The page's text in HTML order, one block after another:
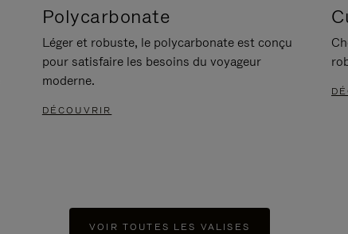
Polycarbonate
Léger et robuste, le polycarbonate est conçu
pour satisfaire les besoins du voyageur
moderne.
DÉCOUVRIR
VOIR TOUTES LES VALISES